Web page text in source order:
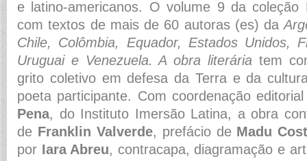
e latino-americanos. O volume 9 da coleção
com textos de mais de 60 autoras (es) da
Chile, Colômbia, Equador, Estados Unidos,
Uruguai e Venezuela. A obra literária tem
grito coletivo em defesa da Terra e da
poeta participante. Com coordenação
Pena, do Instituto Imersão Latina, a obra
de Franklin Valverde, prefácio de Madu
por Iara Abreu, contracapa, diagramação e